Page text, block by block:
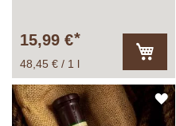
15,99 €
48,45 € / 1 l
den